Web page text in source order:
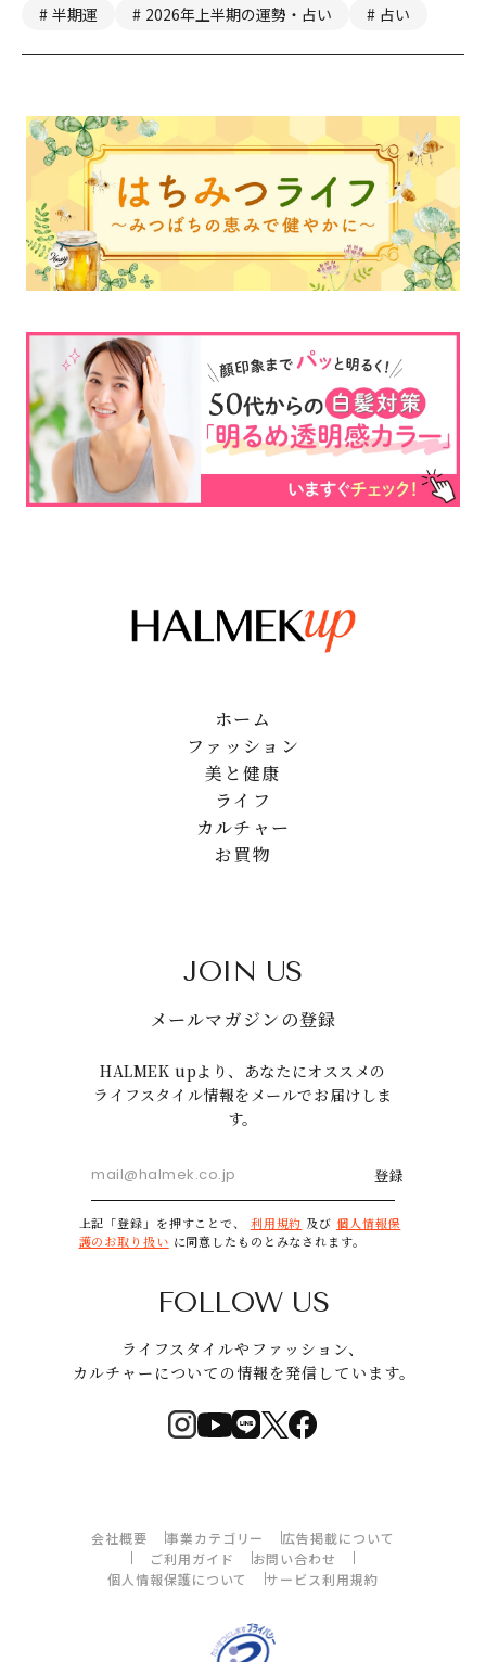
半期運 2026年上半期の運勢・占い 占い
ホーム
ファッション
美と健康
ライフ
カルチャー
お買物
JOIN US
メールマガジンの登録
HALMEK upより、あなたにオススメの
ライフスタイル情報をメールでお届けしま
す。
登録
上記「登録」を押すことで、 利用規約 及び 個人情報保
護のお取り扱い に同意したものとみなされます。
FOLLOW US
ライフスタイルやファッション、
カルチャーについての情報を発信しています。
会社概要 事業カテゴリー
広告掲載について
ご利用ガイド
お問い合わせ
個人情報保護について
サービス利用規約